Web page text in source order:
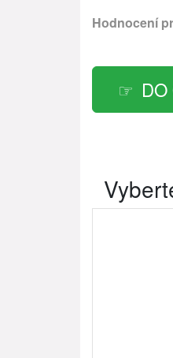
Hodnocení